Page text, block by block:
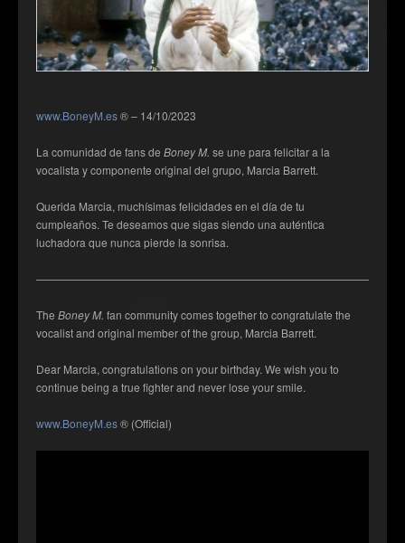
www.BoneyM.es® – 14/10/2023
La comunidad de fans de Boney M. se une para felicitar a la
vocalista y componente original del grupo, Marcia Barrett.
Querida Marcia, muchísimas felicidades en el día de tu
cumpleaños. Te deseamos que sigas siendo una auténtica
luchadora que nunca pierde la sonrisa.
The Boney M. fan community comes together to congratulate the
vocalist and original member of the group, Marcia Barrett.
Dear Marcia, congratulations on your birthday. We wish you to
continue being a true fighter and never lose your smile.
www.BoneyM.es® (Official)